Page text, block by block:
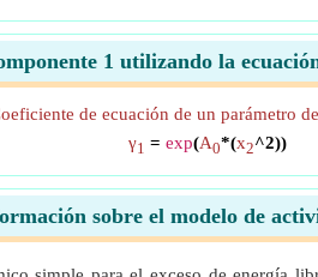
1 utilizando la
de ecuación de un parámetro
γ1 = exp(A0*(x2^2))
sobre el modelo de